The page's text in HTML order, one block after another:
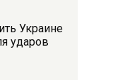
Украине
ударов